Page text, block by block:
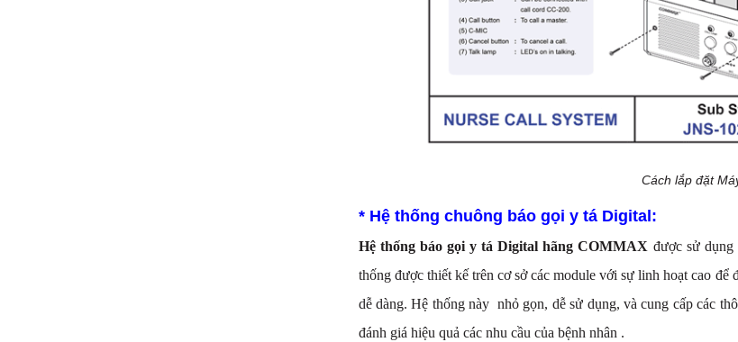
Cách lắp đặt
* Hệ thống chuông báo gọi y tá Digital:
Hệ thống báo gọi y tá Digital hãng COMMAX được sử
thống được thiết kế trên cơ sở các module với sự linh hoạt cao
dễ dàng. Hệ thống này nhỏ gọn, dễ sử dụng, và cung cấp các
đánh giá hiệu quả các nhu cầu của bệnh nhân .